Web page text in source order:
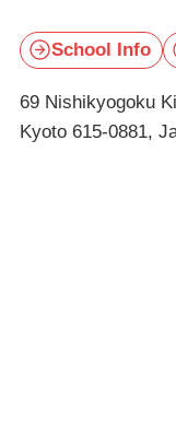
School Info
69 Nishikyogoku
Kyoto 615-0881,